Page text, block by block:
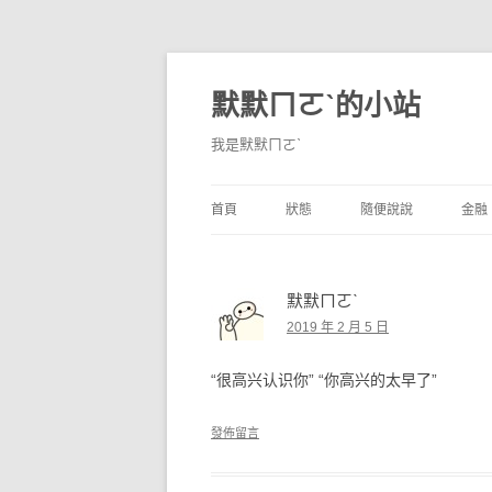
默默ㄇㄛˋ的小站
我是默默ㄇㄛˋ
首頁 狀態
獨白
隨便說說 金融
默默ㄇㄛˋ
2019 年 2 月 5 日
“很高兴认识你” “你高兴的太早了”
發佈留言